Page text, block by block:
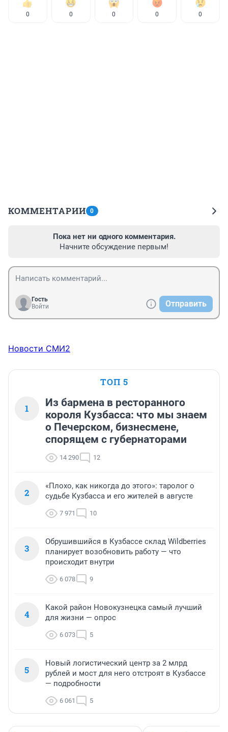
0 0 0 0 0
КОММЕНТАРИИ 0
Пока нет ни одного комментария.
Начните обсуждение первым!
Гость
Войти
Отправить
Новости СМИ2
ТОП 5
1
Из бармена в ресторанного
короля Кузбасса: что мы знаем
о Печерском, бизнесмене,
спорящем с губернаторами
14 290 12
2
«Плохо, как никогда до этого»: таролог о
судьбе Кузбасса и его жителей в августе
7 971 10
3
Обрушившийся в Кузбассе склад Wildberries
планирует возобновить работу — что
происходит внутри
6 078 9
4
Какой район Новокузнецка самый лучший
для жизни — опрос
6 073 5
5
Новый логистический центр за 2 млрд
рублей и мост для него отстроят в Кузбассе
— подробности
6 061 5